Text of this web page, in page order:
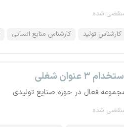
شده
کارشناس تولید کارشناس منابع انسانی
۳ عنوان شغلی
فعال در حوزه صنایع تولیدی
شده